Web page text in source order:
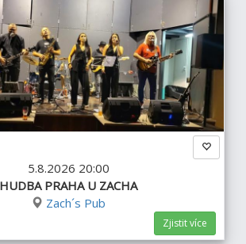
5.8.2026 20:00
HUDBA PRAHA U ZACHA
Zach´s Pub
Zjistit více